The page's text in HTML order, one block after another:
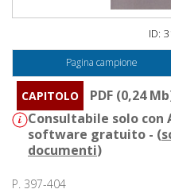
ID:
Pagina campione
CAPITOLO
PDF (0,24
Consultabile solo con
software gratuito - (
documenti)
P. 397-404